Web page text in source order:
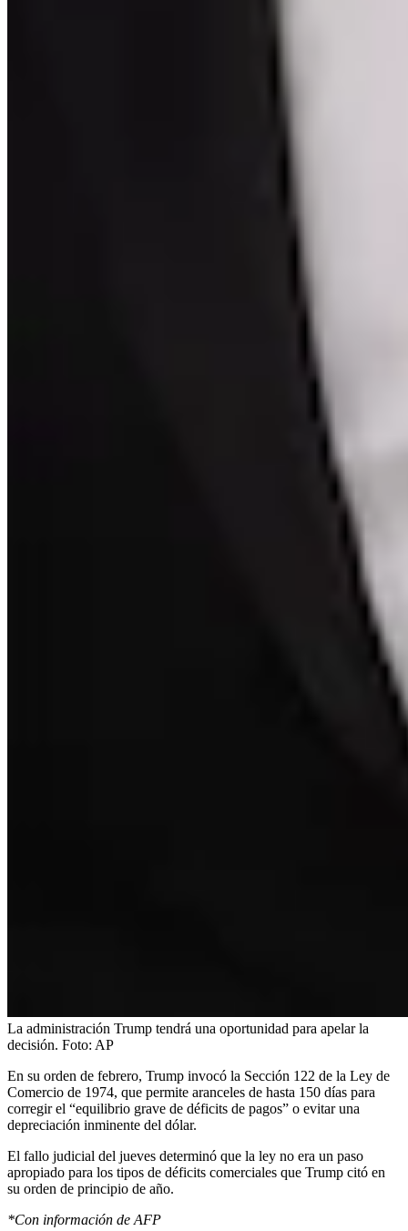
La administración Trump tendrá una oportunidad para apelar la
decisión. Foto: AP
En su orden de febrero, Trump invocó la Sección 122 de la Ley de
Comercio de 1974, que permite aranceles de hasta 150 días para
corregir el “equilibrio grave de déficits de pagos” o evitar una
depreciación inminente del dólar.
El fallo judicial del jueves determinó que la ley no era un paso
apropiado para los tipos de déficits comerciales que Trump citó en
⁠su orden de principio de año.
*Con información de AFP